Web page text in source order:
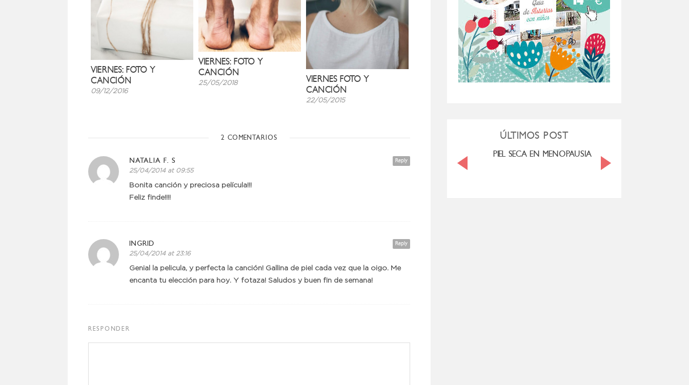
VIERNES: FOTO Y
CANCIÓN
09/12/2016
VIERNES: FOTO Y
CANCIÓN
25/05/2018
VIERNES FOTO Y
CANCIÓN
22/05/2015
2 COMENTARIOS
Reply
NATALIA F. S
25/04/2014 at 09:55
Bonita canción y preciosa película!!!
Feliz finde!!!!
Reply
INGRID
25/04/2014 at 23:16
Genial la pelicula, y perfecta la canción! Gallina de piel cada vez que la oigo. Me
encanta tu elección para hoy. Y fotaza! Saludos y buen fin de semana!
RESPONDER
ÚLTIMOS POST
PIEL SECA EN MENOPAUSIA